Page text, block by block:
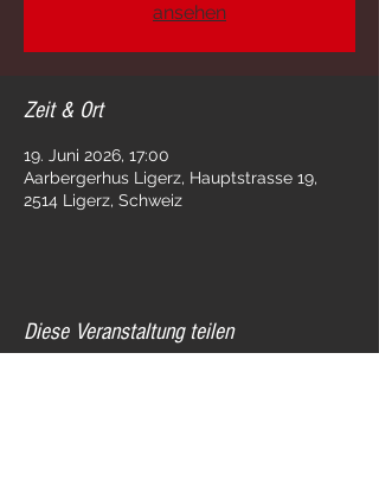
ansehen
Zeit & Ort
19. Juni 2026, 17:00
Aarbergerhus Ligerz, Hauptstrasse 19,
2514 Ligerz, Schweiz
Diese Veranstaltung teilen